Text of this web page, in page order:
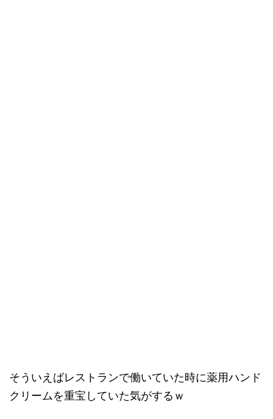
そういえばレストランで働いていた時に薬用ハンド
クリームを重宝していた気がするｗ